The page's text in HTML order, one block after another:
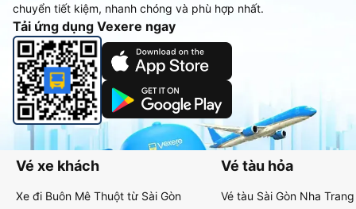
chuyển tiết kiệm, nhanh chóng và phù hợp nhất.
Tải ứng dụng Vexere ngay
Vé xe khách
Xe đi Buôn Mê Thuột từ Sài Gòn
Vé tàu hỏa
Vé tàu Sài Gòn Nha Trang